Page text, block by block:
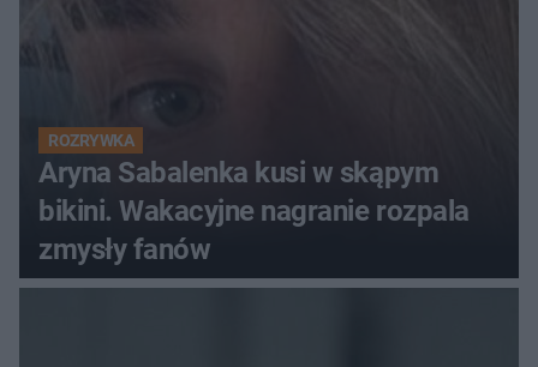
ROZRYWKA
Aryna Sabalenka kusi w skąpym
bikini. Wakacyjne nagranie rozpala
zmysły fanów